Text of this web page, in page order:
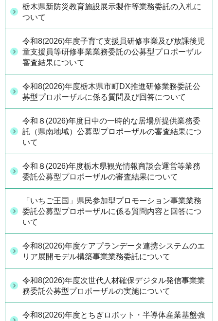
栃木県新防災教育施設展示製作等業務委託の入札に
ついて
令和8(2026)年度子育て支援員研修事業及び放課後児
童支援員等研修事業業務委託の公募型プロポーザル
審査結果について
令和8(2026)年度栃木県市町DX推進研修業務委託公
募型プロポーザルに係る質問及び回答について
令和８(2026)年度日中の一時的な居場所提供業務委
託（県南地域）公募型プロポーザルの審査結果につ
いて
令和８(2026)年度栃木県観光情報商談会運営等業務
委託公募型プロポーザルの審査結果について
「いちご王国」県民参加型プロモーション事業業務
委託公募型プロポーザルに係る質問内容と回答につ
いて
令和8(2026)年度ケアプランデータ連携システムのエ
リア展開モデル構築事業業務委託について
令和8(2026)年度次世代人材確保デジタル発信事業業
務委託公募型プロポーザルの実施について
令和8(2026)年度とちぎロボット・半導体産業基盤強